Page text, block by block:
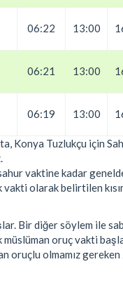
06:22 13:00
06:21 13:00
06:19 13:00
Tuzlukçu için
vaktine kadar
olarak belirtilen
Bir diğer söylem ile
oruç vakti
oruçlu olmamız gereken